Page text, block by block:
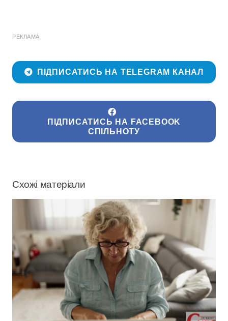
РЕКЛАМА
ПІДПИСАТИСЬ НА TELEGRAM КАНАЛ
ПІДПИСАТИСЬ НА FACEBOOK
СПІЛЬНОТУ
Схожі матеріали